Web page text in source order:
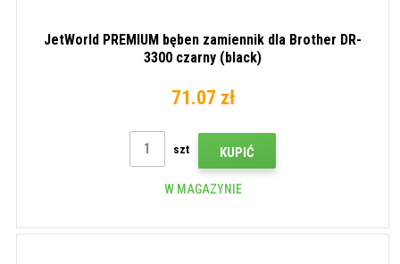
JetWorld PREMIUM bęben zamiennik dla Brother DR-
3300 czarny (black)
71.07 zł
szt KUPIĆ
W MAGAZYNIE